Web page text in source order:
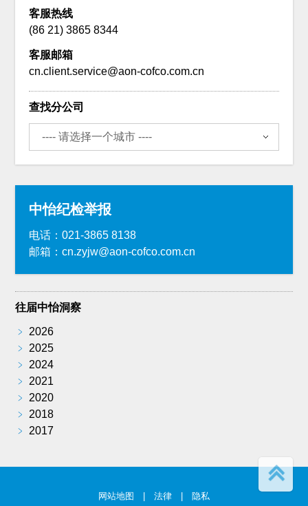
客服热线
(86 21) 3865 8344
客服邮箱
cn.client.service@aon-cofco.com.cn
查找分公司
中怡纪检举报
电话：021-3865 8138
邮箱：cn.zyjw@aon-cofco.com.cn
往届中怡洞察
﹥
2026
﹥
2025
﹥
2024
﹥
2021
﹥
2020
﹥
2018
﹥
2017
网站地图 法律 隐私